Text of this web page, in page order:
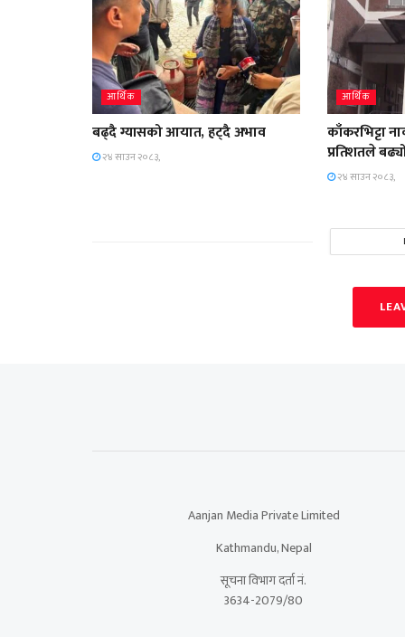
आर्थिक
बढ्दै ग्यासको आयात, हट्दै अभाव
२४ साउन २०८३,
आर्थिक
काँकरभिट्टा
प्रतिशतले
२४ साउन २०८३,
Aanjan Media Private Limited
Kathmandu, Nepal
सूचना विभाग दर्ता नं.
3634-2079/80